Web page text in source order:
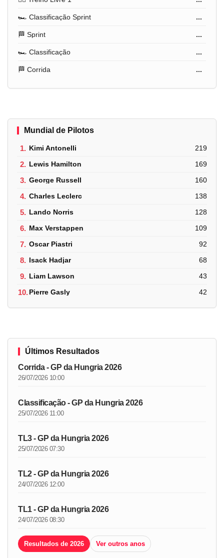
🏎️ Classificação Sprint ...
🏁 Sprint ...
🏎️ Classificação ...
🏁 Corrida ...
Mundial de Pilotos
1. Kimi Antonelli 219
2. Lewis Hamilton 169
3. George Russell 160
4. Charles Leclerc 138
5. Lando Norris 128
6. Max Verstappen 109
7. Oscar Piastri 92
8. Isack Hadjar 68
9. Liam Lawson 43
10.Pierre Gasly 42
Últimos Resultados
Corrida - GP da Hungria 2026
26/07/2026 10:00
Classificação - GP da Hungria 2026
25/07/2026 11:00
TL3 - GP da Hungria 2026
25/07/2026 07:30
TL2 - GP da Hungria 2026
24/07/2026 12:00
TL1 - GP da Hungria 2026
24/07/2026 08:30
Resultados de 2026 Ver outros anos